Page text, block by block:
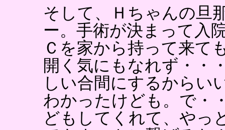
そして、Ｈちゃんの旦
ー。手術が決まって入
Ｃを家から持って来て
開く気にもなれず・・
しい合間にするからい
わかったけども。で・
どもしてくれて、やっ